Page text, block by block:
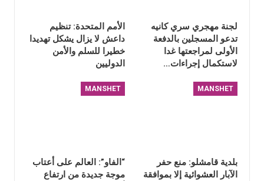
لجنة مهجري سري كانيه
تدعو المسجلين بالدفعة
الأولى لمراجعتها غدا
لاستكمال إجراءات…
الأمم المتحدة: تنظيم
داعش لا يزال يشكل تهديدا
خطيرا للسلم والأمن
الدوليين
MANSHET
بلدية قامشلو: منع حفر
الآبار العشوائية إلا بموافقة
MANSHET
“الفاو”: العالم على أعتاب
موجة جديدة من ارتفاع